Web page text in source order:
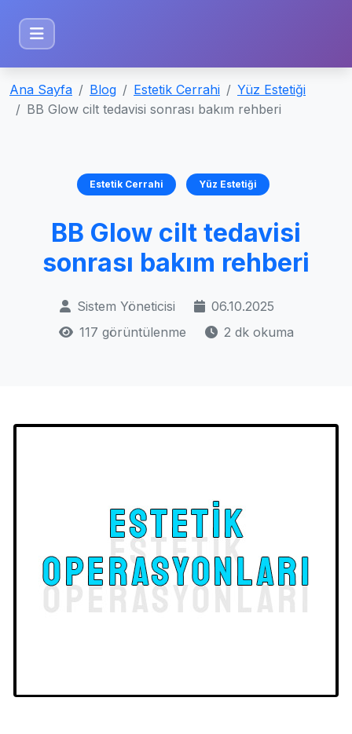
Ana Sayfa Blog Estetik Cerrahi
Yüz Estetiği
BB Glow cilt tedavisi sonrası bakım rehberi
Estetik Cerrahi Yüz Estetiği
BB Glow cilt tedavisi
sonrası bakım rehberi
Sistem Yöneticisi
06.10.2025
117 görüntülenme
2 dk okuma